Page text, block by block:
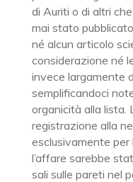
di Auriti o di altri
mai stato
né alcun articolo
considerazione né
invece largamente
semplificandoci
organicità alla lista.
registrazione alla
esclusivamente per
l’affare sarebbe
sali sulle pareti nel